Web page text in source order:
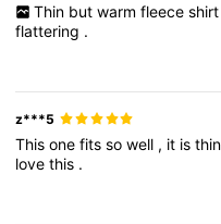
Thin but warm fleece shirt
flattering .
z***5
Thisonefitssowell , it isthin
lovethis .